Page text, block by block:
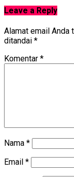
Leave a Reply
Alamat email Anda
ditandai *
Komentar *
Nama *
Email *